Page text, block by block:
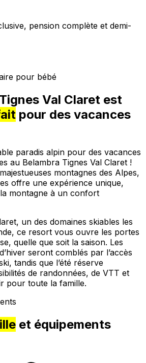
pension complète et demi-
pour bébé
Val Claret est
pour des vacances
paradis alpin pour des vacances
au Belambra Tignes Val Claret !
montagnes des Alpes,
offre une expérience unique,
montagne à un confort
un des domaines skiables les
ce resort vous ouvre les portes
quelle que soit la saison. Les
seront comblés par l’accès
tandis que l’été réserve
de randonnées, de VTT et
pour toute la famille.
et équipements